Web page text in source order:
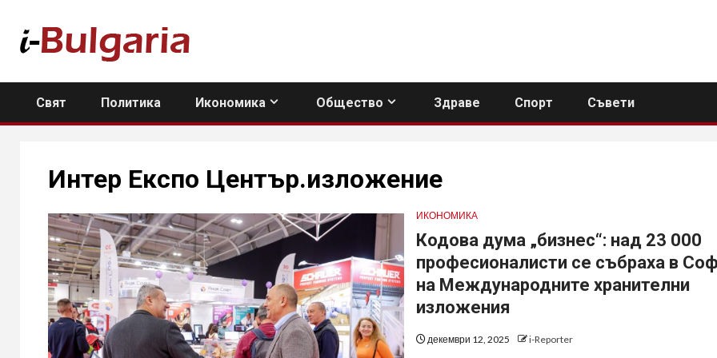
content
Свят Политика Икономика Общество Здраве Спорт Съвети
Интер Експо Център.изложение
ИКОНОМИКА
Кодова дума „бизнес“: над 23 000
професионалисти се събраха в
на Международните хранителни
изложения
декември 12, 2025 i-Reporter